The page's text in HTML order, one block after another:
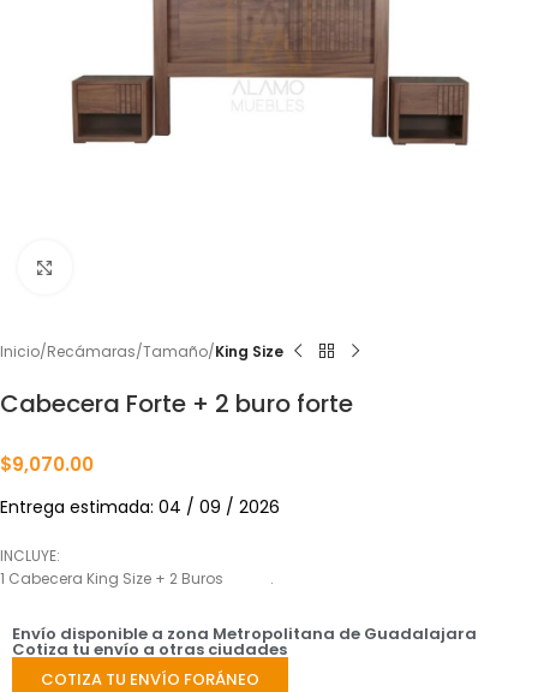
Inicio Recámaras Tamaño King Size
Cabecera Forte + 2 buro forte
$9,070.00
Entrega estimada: 04 / 09 / 2026
INCLUYE:
1 Cabecera King Size + 2 Buros .
Envío disponible a zona Metropolitana de Guadalajara
Cotiza tu envío a otras ciudades
COTIZA TU ENVÍO FORÁNEO